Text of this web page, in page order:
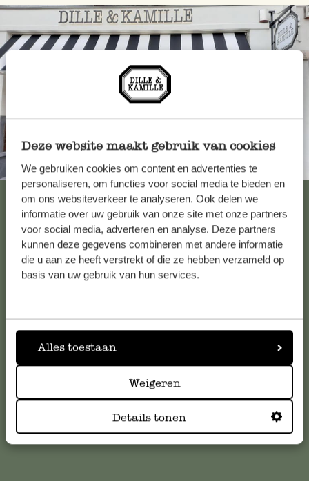
Deze website maakt gebruik van cookies
We gebruiken cookies om content en advertenties te
personaliseren, om functies voor social media te bieden en
om ons websiteverkeer te analyseren. Ook delen we
informatie over uw gebruik van onze site met onze partners
voor social media, adverteren en analyse. Deze partners
kunnen deze gegevens combineren met andere informatie
die u aan ze heeft verstrekt of die ze hebben verzameld op
basis van uw gebruik van hun services.
Alles toestaan
Weigeren
Details tonen
Altijd in de buurt
Bekijk alle 62 winkels
Klantenservice
klantenservice@dille-kamille.com